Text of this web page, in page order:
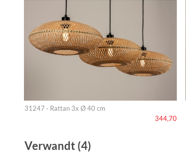
31247 · Rattan 3x Ø 40 cm
344,70
Verwandt (4)